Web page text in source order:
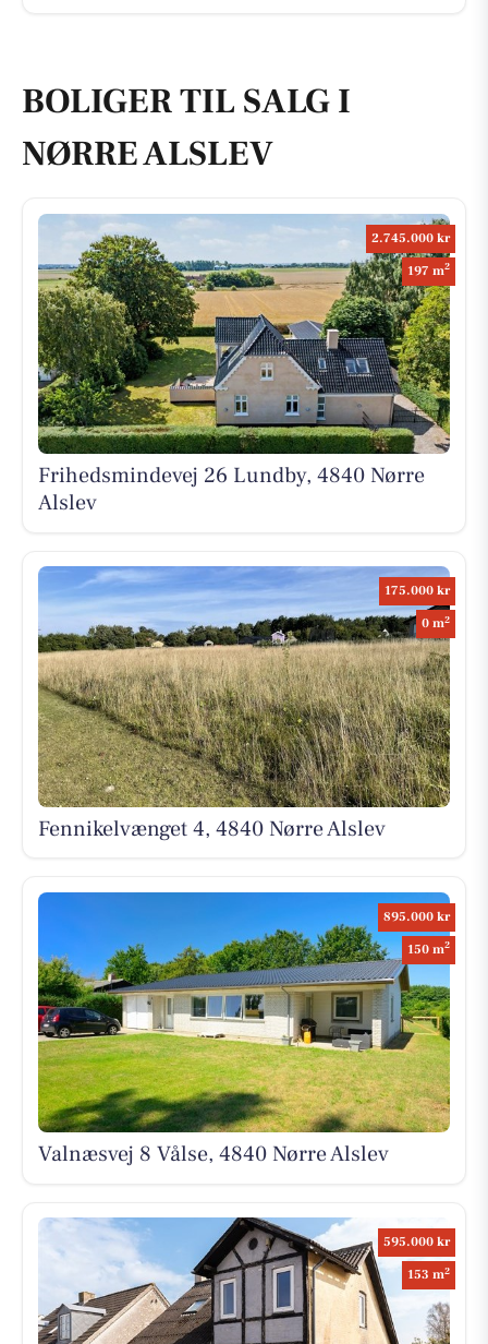
BOLIGER TIL SALG I
NØRRE ALSLEV
2.745.000 kr
197 m2
Frihedsmindevej 26 Lundby, 4840 Nørre
Alslev
175.000 kr
0 m2
Fennikelvænget 4, 4840 Nørre Alslev
895.000 kr
150 m2
Valnæsvej 8 Vålse, 4840 Nørre Alslev
595.000 kr
153 m2